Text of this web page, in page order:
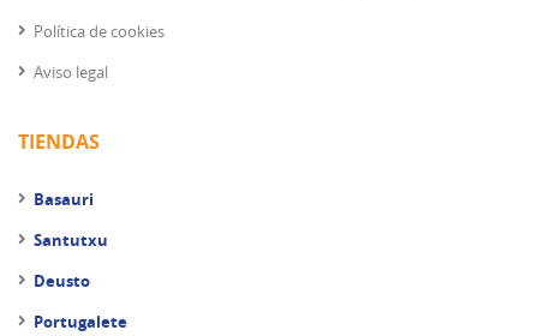
Política de cookies
Aviso legal
TIENDAS
Basauri
Santutxu
Deusto
Portugalete